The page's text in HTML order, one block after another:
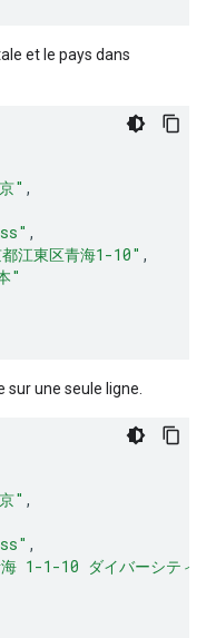
et le pays dans
" ,
,
江東区青海1-10" ,
"
une seule ligne.
" ,
,
海 1-1-10 ダイバーシティ